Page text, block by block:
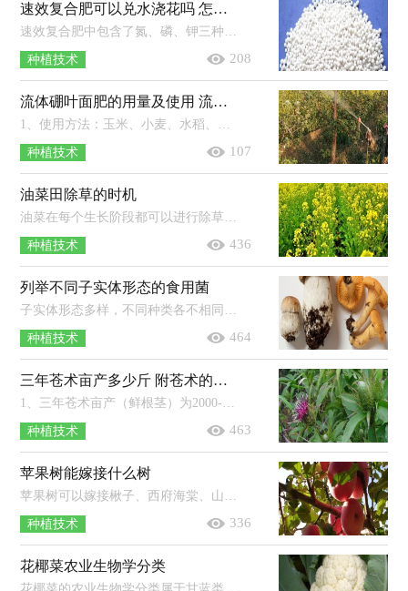
速效复合肥可以兑水浇花吗 怎么用
速效复合肥中包含了氮、磷、钾三种元素，能够给花卉提供所必需的营养物质，在使用时，一般将复合肥按照比例兑水溶解后浇花；其中兑水比例...
种植技术 208
流体硼叶面肥的用量及使用 流体硼叶面肥在玉米什么时候用
1、使用方法：玉米、小麦、水稻、瓜果、油菜、花椰菜、大白菜、甘蓝等作物使用时的稀释倍数为1500-2000倍，果树、棉花等经济作物以及...
种植技术 107
油菜田除草的时机
种植技术 436
列举不同子实体形态的食用菌
种植技术 464
三年苍术亩产多少斤 附苍术的种植方法
种植技术 463
苹果树能嫁接什么树
种植技术 336
花椰菜农业生物学分类